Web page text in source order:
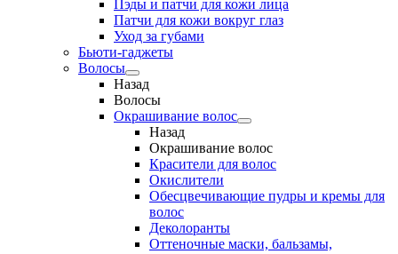
Пэды и патчи для кожи лица
Патчи для кожи вокруг глаз
Уход за губами
Бьюти-гаджеты
Волосы
Назад
Волосы
Окрашивание волос
Назад
Окрашивание волос
Красители для волос
Окислители
Обесцвечивающие пудры и кремы для
волос
Деколоранты
Оттеночные маски, бальзамы,